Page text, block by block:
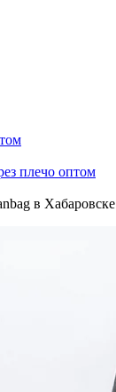
плечо оптом
в Хабаровске